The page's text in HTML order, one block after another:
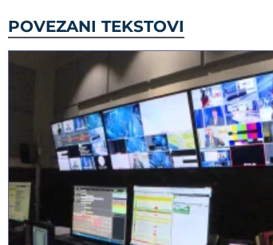
POVEZANI TEKSTOVI